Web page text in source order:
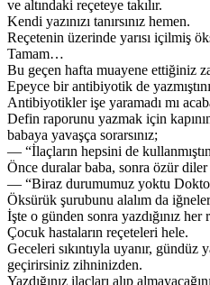
ve altındaki reçeteye takılır.
Kendi yazınızı tanırsınız hemen.
Reçetenin üzerinde yarısı içilmiş
Tamam…
Bu geçen hafta muayene ettiğiniz
Epeyce bir antibiyotik de
Antibiyotikler işe yaramadı mı
Defin raporunu yazmak için
babaya yavaşça sorarsınız;
— “İlaçların hepsini de
Önce duralar baba, sonra özür
— “Biraz durumumuz yoktu
Öksürük şurubunu alalım da
İşte o günden sonra yazdığınız her
Çocuk hastaların reçeteleri hele.
Geceleri sıkıntıyla uyanır, gündüz
geçirirsiniz zihninizden.
Yazdığınız ilaçları alıp